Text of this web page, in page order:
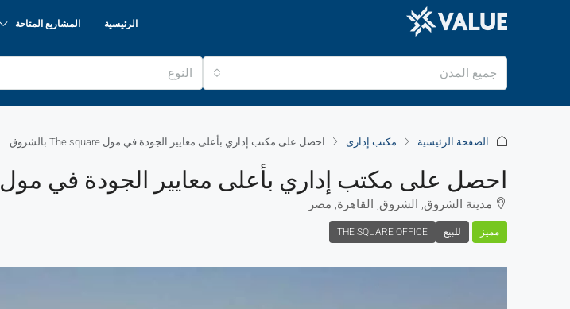
الرئيسية المشاريع المتاحة
جميع المدن النوع
الصفحة الرئيسية مكتب إدارى احصل على مكتب إداري بأعلى معايير الجودة في مول The square بالشروق
احصل على مكتب إداري بأعلى معايير الجودة في مول The Square بالشروق
مدينة الشروق, الشروق, القاهرة, مصر
مميز للبيع THE SQUARE OFFICE